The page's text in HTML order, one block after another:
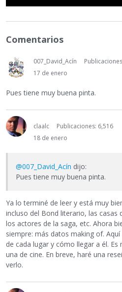
Comentarios
007_David_Acín
17 de enero
Pues tiene muy buena pinta.
claalc
Publicaciones: 6,516
18 de enero
@007_David_Acín dijo:
Pues tiene muy buena pinta.
Ya lo terminé de leer y está muy
incluso del Bond literario, las casas
los actores de la saga, etc. Ahora
siempre: más datos making of.
de cada lugar y cómo llegar a él. Es
una de cine. En breve, haré una
verlo.